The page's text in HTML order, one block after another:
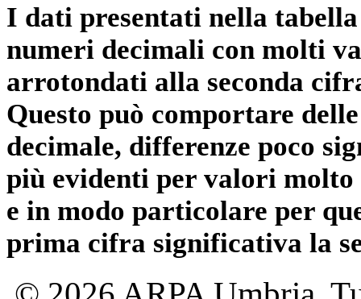
I dati presentati nella
numeri decimali con molti
arrotondati alla seconda
Questo può comportare
decimale, differenze poco
più evidenti per valori
e in modo particolare per
prima cifra significativa la